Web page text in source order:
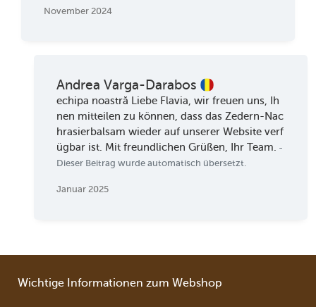
November 2024
Andrea Varga-Darabos
echipa noastră Liebe Flavia, wir freuen uns, Ih
nen mitteilen zu können, dass das Zedern-Nac
hrasierbalsam wieder auf unserer Website verf
ügbar ist. Mit freundlichen Grüßen, Ihr Team. -
Dieser Beitrag wurde automatisch übersetzt.
Januar 2025
Wichtige Informationen zum Webshop